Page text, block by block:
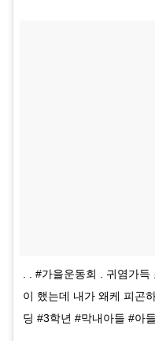
. . #가을운동회 . 귀염가
이 했는데 내가 왜케 피곤
딩 #3학년 #막내아들 #아